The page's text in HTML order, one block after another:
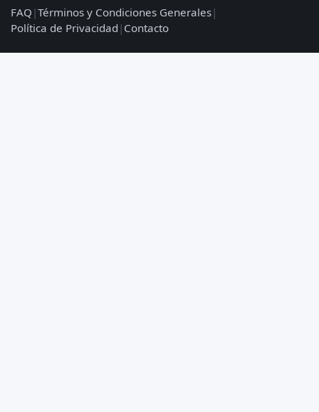
FAQ |Términos y Condiciones Generales|
Política de Privacidad | Contacto